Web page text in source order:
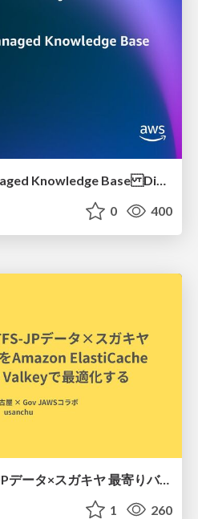
Amazon Bedrock Managed Knowledge Base Dive Deep
0 400
名古屋の市バスGTFS-JPデータ×スガキヤ 最寄りバス停検索をAmazon ElastiCache Serverless for Valkeyで最適化する
1 260